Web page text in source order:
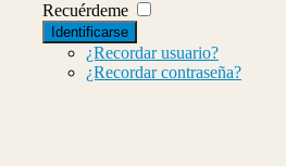
Recuérdeme
Identificarse
¿Recordar usuario?
¿Recordar contraseña?